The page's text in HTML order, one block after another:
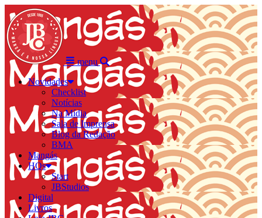
menu
Novidades
Checklist
Notícias
Na Mídia
Sala de Imprensa
Blog da Redação
BMA
Mangás
HQs
Start
JBStudios
Digital
Livros